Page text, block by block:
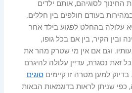
החינוך לסוגיהם, אותם ילדים
בעודם חולפים בין חללים.
עלולה בהחלט לפגוע בילד אחר
הקיר, בין אם בכל גופו,
וגם אם אין מי שטרק מהר את
זאת נסגרת, עדיין עלולה להיגרם
למען מטרה זו קיימים סוגים
כפי שניתן לראות בדוגמאות הבאות